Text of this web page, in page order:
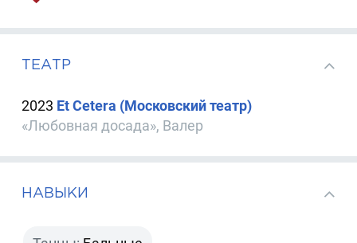
ТЕАТР
2023 Et Cetera (Московский театр)
«Любовная досада», Валер
НАВЫКИ